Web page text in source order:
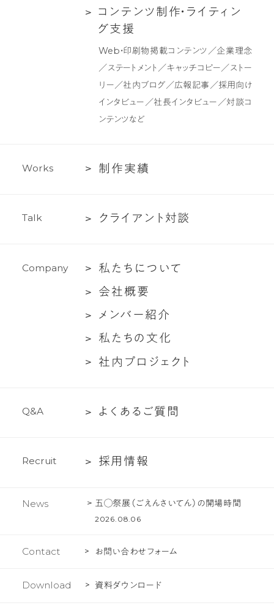
ク
コ
作・
テ
グ
コ ン テ ン ツ制 作・ ラ イ ティ ン
グ支援
Web・印刷物掲載コンテンツ／企業理念
／ステートメント／キャッチコピー／ストー
リー／社内ブログ／広報記事／採用向け
インタビュー／社長インタビュー／対談コ
ンテンツなど
Works
制
績
制 作実績
Talk
ク
ア
対
談
ク ラ イ ア ン ト 対談
Company
私
に
つ
私 た ち に つ いて
会
要
会社概要
メ
ー
メ ンバ ー紹介
私 私 た ちの 文化
社
ロ
ク
社 内 プロ ジ ェ ク ト
Q&A
よ
る
問
よ く あ る ご質 問
Recruit
採 採用 情報
News 五◯祭展（ごえんさいてん）の開場時間
2026.08.06
Contact お問い合わせフォーム
Download 資料ダウンロード